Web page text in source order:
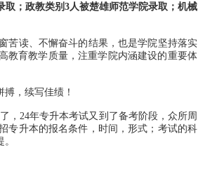
；政教类别3人被楚雄师范学院录取；机械
读、不懈奋斗的结果，也是学院坚持落实
教育教学质量，注重学院内涵建设的重要体
，续写佳绩！
24年专升本考试又到了备考阶段，众所周
专升本的报名条件，时间，形式；考试的科